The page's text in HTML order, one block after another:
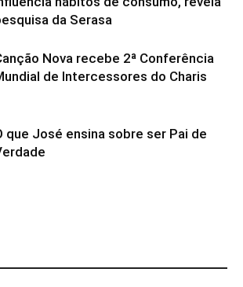
da Serasa
Nova recebe 2ª Conferência
de Intercessores do Charis
que José ensina sobre ser Pai de